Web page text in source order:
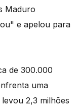
Maduro
e apelou para
de 300.000
uma
2,3 milhões